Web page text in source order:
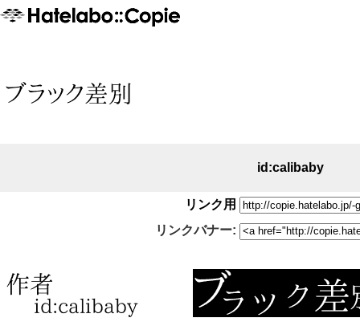
id:calibaby
リンク用
リンクバナー: